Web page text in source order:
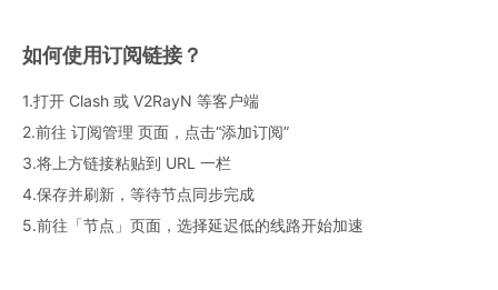
如何使用订阅链接？
1.打开 Clash 或 V2RayN 等客户端
2.前往 订阅管理 页面，点击“添加订阅”
3.将上方链接粘贴到 URL 一栏
4.保存并刷新，等待节点同步完成
5.前往「节点」页面，选择延迟低的线路开始加速